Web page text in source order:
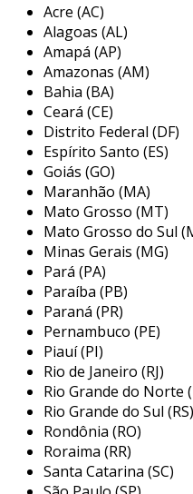
aço subjacente da
resultado é um material
aço com a resistência do
vantagens do aço
galvanizado
entre os principais
galvanizado, destacam-se:
resistência à corrosão
zinco oferece uma
fatores corrosivos,
do aço.
durabilidade
suportar condições
torna ideal para
ambientes úmidos.
manutenção
resistência à
requer menos
comparação com o
Acre (AC)
Alagoas (AL)
Amapá (AP)
Amazonas (AM)
Bahia (BA)
Ceará (CE)
Distrito Federal (DF)
Espírito Santo (ES)
Goiás (GO)
Maranhão (MA)
Mato Grosso (MT)
Mato Grosso do Sul
Minas Gerais (MG)
Pará (PA)
Paraíba (PB)
Paraná (PR)
Pernambuco (PE)
Piauí (PI)
Rio de Janeiro (RJ)
Rio Grande do Norte
Rio Grande do Sul (RS)
Rondônia (RO)
Roraima (RR)
Santa Catarina (SC)